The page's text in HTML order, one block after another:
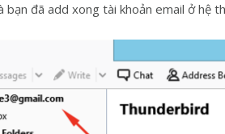
bạn đã add xong tài khoản email ở hệ